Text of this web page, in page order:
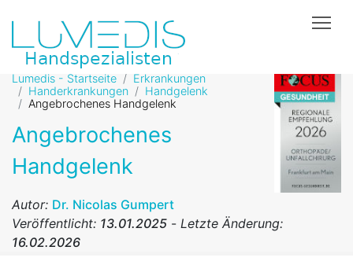
Lumedis - Startseite
Erkrankungen
Handerkrankungen
Handgelenk
Angebrochenes Handgelenk
Angebrochenes
Handgelenk
Autor: Dr. Nicolas Gumpert
Veröffentlicht: 13.01.2025 - Letzte Änderung:
16.02.2026